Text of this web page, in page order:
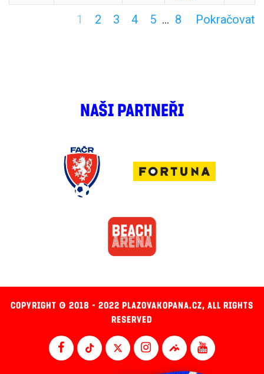
1 2 3 4 5 … 8 Pokračovat
NAŠI PARTNEŘI
COPYRIGHT © 2018 - 2022 PLAZOVAKOPANA.CZ, ALL RIGHTS
RESERVED